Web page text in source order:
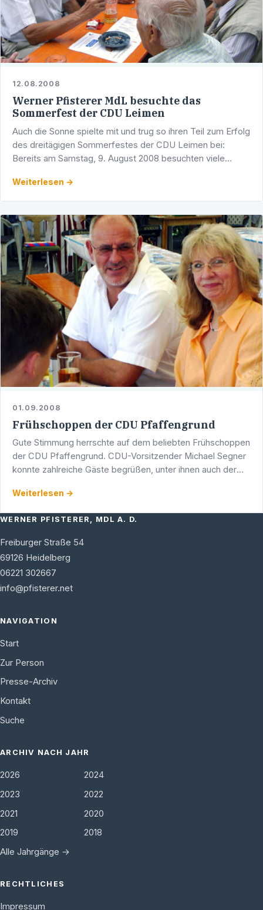
12.08.2008
Werner Pfisterer MdL besuchte das
Sommerfest der CDU Leimen
Auch die Sonne spielte mit und trug so ihren Teil zum Erfolg
des dreitägigen Sommerfestes der CDU Leimen bei:
Bereits am Samstag, 9. August 2008 besuchten viele
ein …
Weiterlesen →
01.09.2008
Frühschoppen der CDU Pfaffengrund
Gute Stimmung herrschte auf dem beliebten Frühschoppen
der CDU Pfaffengrund. CDU-Vorsitzender Michael Segner
konnte zahlreiche Gäste begrüßen, unter ihnen auch der
Weiterlesen →
WERNER PFISTERER, MDL A. D.
Freiburger Straße 54
69126 Heidelberg
06221 302667
info@pfisterer.net
NAVIGATION
Start
Zur Person
Presse-Archiv
Kontakt
Suche
ARCHIV NACH JAHR
2026
2024
2023
2022
2021
2020
2019
2018
Alle Jahrgänge →
RECHTLICHES
Impressum